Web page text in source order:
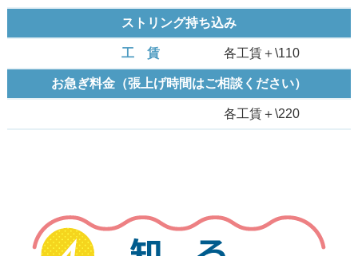
ストリング持ち込み
各工賃＋\110
お急ぎ料金（張上げ時間はご相談ください）
各工賃＋\220